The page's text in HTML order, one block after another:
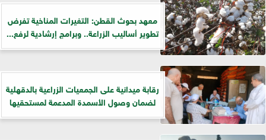
معهد بحوث القطن: التغيرات المناخية تفرض
تطوير أساليب الزراعة.. وبرامج إرشادية لرفع...
رقابة ميدانية على الجمعيات الزراعية بالدقهلية
لضمان وصول الأسمدة المدعمة لمستحقيها